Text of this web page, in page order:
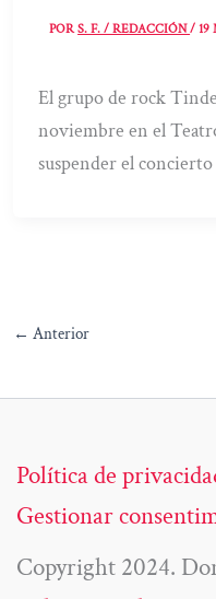
PORS. F. / REDACCIÓN/19
El grupo de rock
noviembre en el
suspender el concierto
← Anterior
Política de
Gestionar
Copyright 2024.